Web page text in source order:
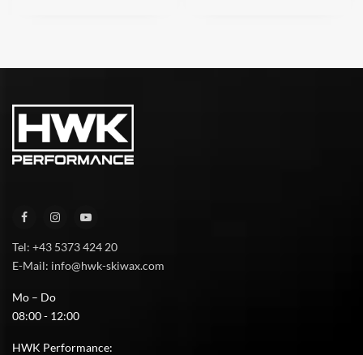
Tel: +43 5373 424 20
E-Mail: info@hwk-skiwax.com
Mo – Do
08:00 - 12:00
HWK Performance: